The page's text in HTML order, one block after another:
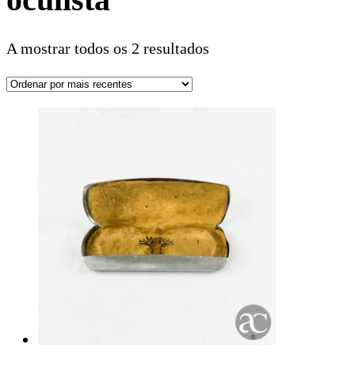
A mostrar todos os 2 resultados